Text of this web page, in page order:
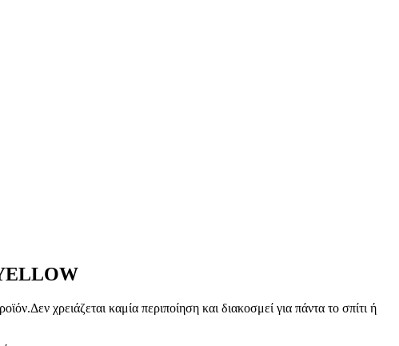
χρειάζεται καμία περιποίηση και διακοσμεί για πάντα το σπίτι ή